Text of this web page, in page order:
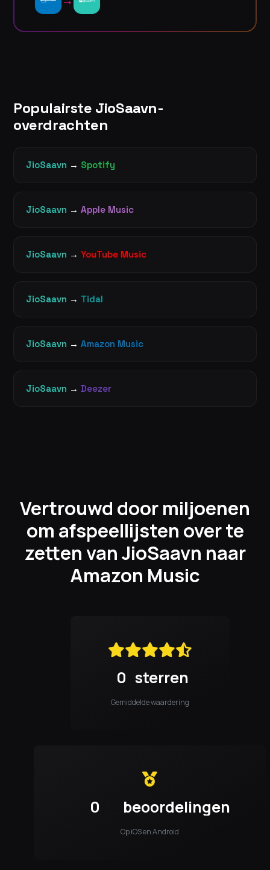
Populairste JioSaavn-
overdrachten
JioSaavn → Spotify
JioSaavn → Apple Music
JioSaavn → YouTube Music
JioSaavn → Tidal
JioSaavn → Amazon Music
JioSaavn → Deezer
Vertrouwd door miljoenen
om afspeellijsten over te
zetten van JioSaavn naar
Amazon Music
0 sterren
Gemiddelde waardering
0 beoordelingen
Op iOS en Android